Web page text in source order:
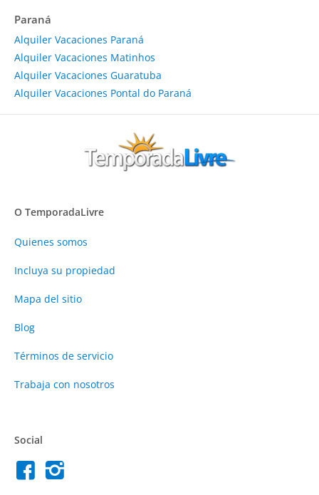
Paraná
Alquiler Vacaciones Paraná
Alquiler Vacaciones Matinhos
Alquiler Vacaciones Guaratuba
Alquiler Vacaciones Pontal do Paraná
O TemporadaLivre
Quienes somos
Incluya su propiedad
Mapa del sitio
Blog
Términos de servicio
Trabaja con nosotros
Social